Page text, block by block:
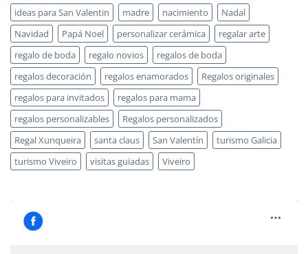
ideas para San Valentin
madre nacimiento
Nadal
Navidad
Papá Noel personalizar cerámica
regalar arte
regalo de boda
regalo novios
regalos de boda
regalos decoración
regalos enamorados
Regalos originales
regalos para invitados
regalos para mama
regalos personalizables
Regalos personalizados
Regal Xunqueira
santa claus San Valentín
turismo Galicia
turismo Viveiro
visitas guiadas Viveiro